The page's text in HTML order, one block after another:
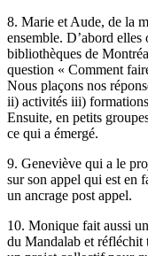
8. Marie et Aude, de la
ensemble. D’abord
bibliothèques de
question « Comment
Nous plaçons nos
ii) activités iii)
Ensuite, en petits
ce qui a émergé.
9. Geneviève qui a le
sur son appel qui est en
un ancrage post appel.
10. Monique fait aussi
du Mandalab et réfléchit